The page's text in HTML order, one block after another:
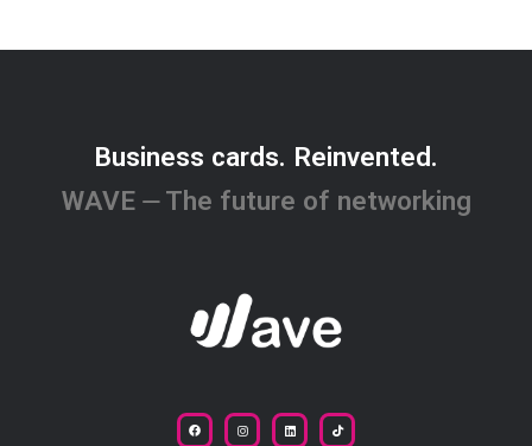
Business cards. Reinvented.
WAVE ⏤ The future of networking